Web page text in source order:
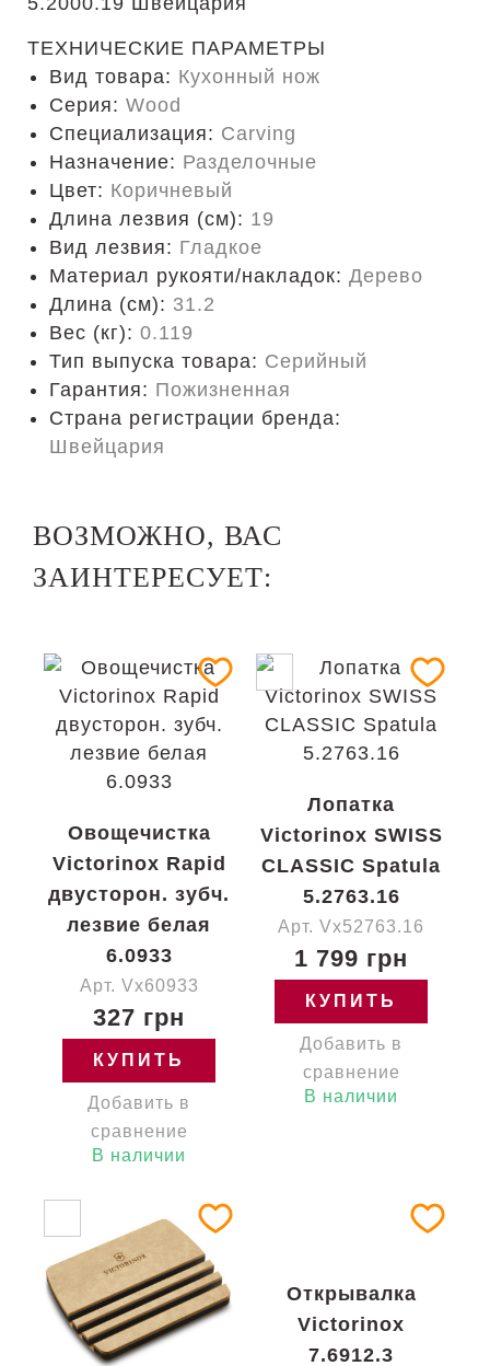
ТЕХНИЧЕСКИЕ ПАРАМЕТРЫ
Вид товара: Кухонный нож
Серия: Wood
Специализация: Carving
Назначение: Разделочные
Цвет: Коричневый
Длина лезвия (см): 19
Вид лезвия: Гладкое
Материал рукояти/накладок: Дерево
Длина (cм): 31.2
Вес (кг): 0.119
Тип выпуска товара: Серийный
Гарантия: Пожизненная
Страна регистрации бренда:
Швейцария
ВОЗМОЖНО, ВАС
ЗАИНТЕРЕСУЕТ:
Овощечистка
Victorinox Rapid
двусторон. зубч.
лезвие белая
6.0933
Арт. Vx60933
327 грн
КУПИТЬ
Добавить в
сравнение
В наличии
Лопатка
Victorinox SWISS
CLASSIC Spatula
5.2763.16
Арт. Vx52763.16
1 799 грн
КУПИТЬ
Добавить в
сравнение
В наличии
Открывалка
Victorinox
7.6912.3